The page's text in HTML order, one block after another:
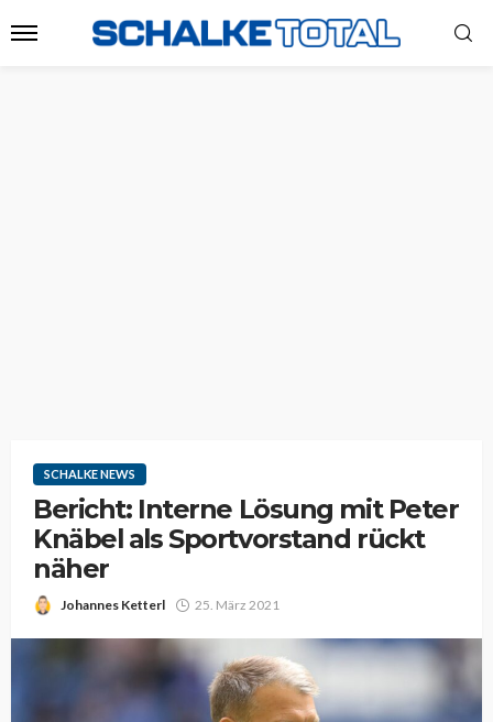
SCHALKE NEWS
Bericht: Interne Lösung mit Peter
Knäbel als Sportvorstand rückt
näher
Johannes Ketterl 25. März 2021